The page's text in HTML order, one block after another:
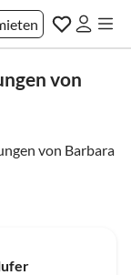
von
von Barbara